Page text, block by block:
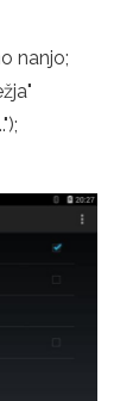
nanjo;